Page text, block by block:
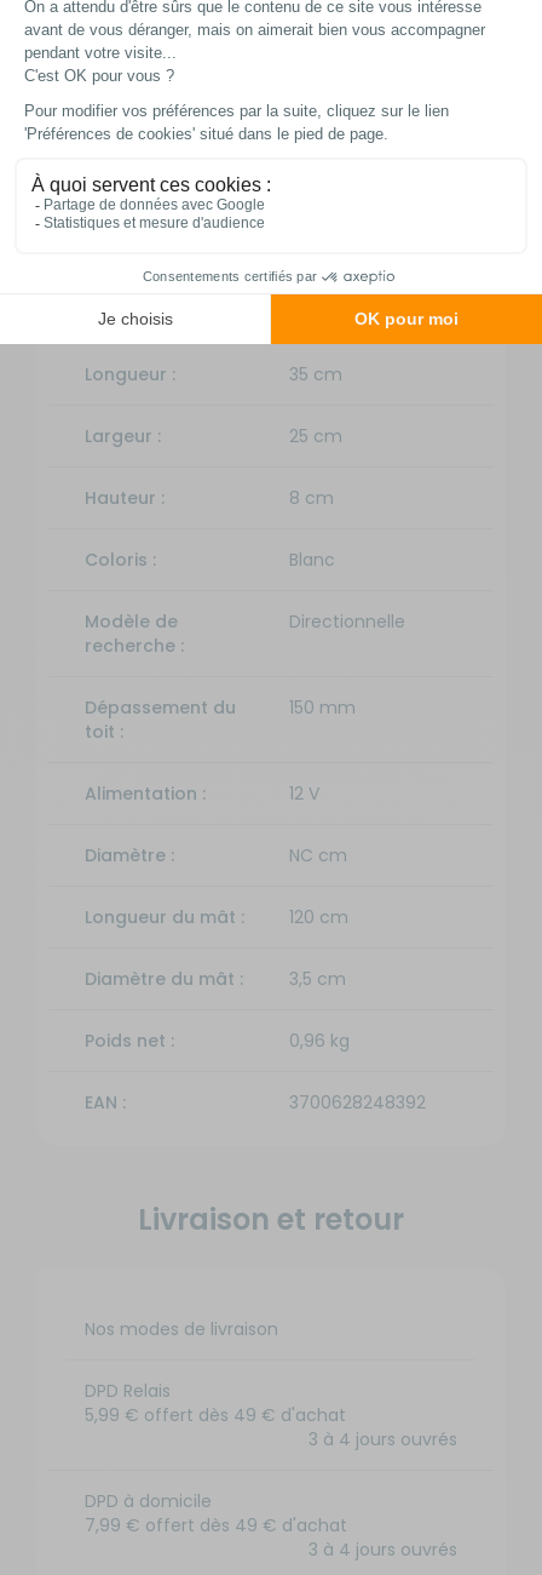
rangement, tout en restant discrète une
fois installée sur le toit de votre véhicule.
Fiche technique
Caractéristiques
Longueur : 35 cm
Largeur : 25 cm
Hauteur : 8 cm
Coloris : Blanc
Modèle de
recherche :
Directionnelle
Dépassement du
toit :
150 mm
Alimentation : 12 V
Diamètre : NC cm
Longueur du mât : 120 cm
Diamètre du mât : 3,5 cm
Poids net : 0,96 kg
EAN : 3700628248392
Livraison et retour
Nos modes de livraison
DPD Relais
5,99 € offert dès 49 € d'achat
3 à 4 jours ouvrés
DPD à domicile
7,99 € offert dès 49 € d'achat
3 à 4 jours ouvrés